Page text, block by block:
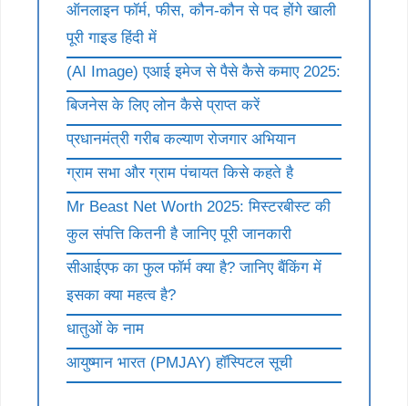
ऑनलाइन फॉर्म, फीस, कौन-कौन से पद होंगे खाली
पूरी गाइड हिंदी में
(AI Image) एआई इमेज से पैसे कैसे कमाए 2025:
बिजनेस के लिए लोन कैसे प्राप्त करें
प्रधानमंत्री गरीब कल्याण रोजगार अभियान
ग्राम सभा और ग्राम पंचायत किसे कहते है
Mr Beast Net Worth 2025: मिस्टरबीस्ट की
कुल संपत्ति कितनी है जानिए पूरी जानकारी
सीआईएफ का फुल फॉर्म क्या है? जानिए बैंकिंग में
इसका क्या महत्व है?
धातुओं के नाम
आयुष्मान भारत (PMJAY) हॉस्पिटल सूची